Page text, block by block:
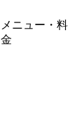
メニュー・料
金